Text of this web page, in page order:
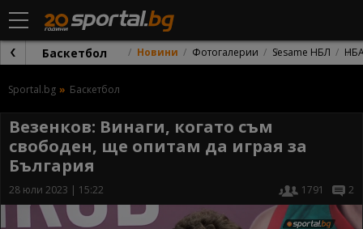
Баскетбол Новини Фотогалерии Sesame НБЛ
Sportal.bg Баскетбол
Везенков: Винаги, когато съм
свободен, ще опитам да играя за
България
28 юли 2023 | 15:22 1791 2